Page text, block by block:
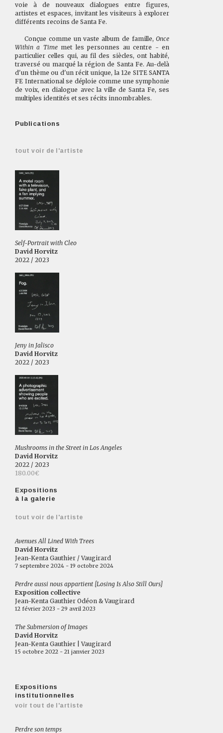
voie à de nouveaux dialogues entre figures,
artistes et espaces, invitant les visiteurs à explorer
différents recoins de Santa Fe.
Conçue comme un vaste album de famille,Once
Within a Timemet les personnes au centre - en
particulier celles qui, au fil des siècles, ont habité,
traversé ou marqué la région de Santa Fe. Au-delà
d'un thème ou d'un récit unique, la 12e SITE SANTA
FE International se déploie comme une symphonie
de voix, en dialogue avec la ville de Santa Fe, ses
multiples identités et ses récits innombrables.
Publications
tout voir de l'artiste
Self-Portrait with Cleo
David Horvitz
2022 / 2023
Jeny in Jalisco
David Horvitz
2022 / 2023
Mushrooms in the Street in Los Angeles
David Horvitz
2022 / 2023
180.00€
Expositions
à la galerie
tout voir de l'artiste
Avenues All Lined With Trees
David Horvitz
Jean-Kenta Gauthier / Vaugirard
7 septembre 2024 - 19 octobre 2024
Perdre aussi nous appartient [Losing Is Also Still Ours]
Exposition collective
Jean-Kenta Gauthier Odéon & Vaugirard
12 février 2023 - 29 avril 2023
The Submersion of Images
David Horvitz
Jean-Kenta Gauthier | Vaugirard
15 octobre 2022 - 21 janvier 2023
Expositions
institutionnelles
voir tout de l'artiste
Perdre son temps